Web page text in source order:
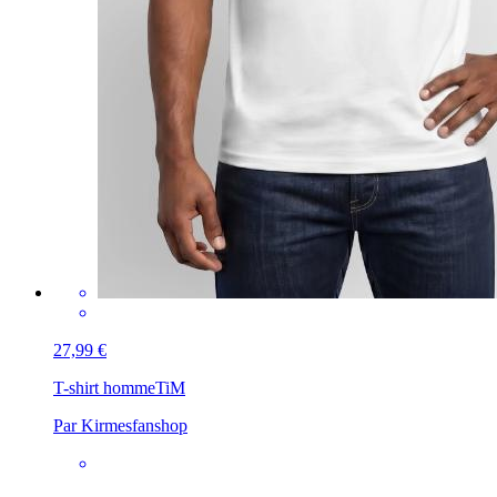
27,99 €
T-shirt hommeTiM
Par Kirmesfanshop